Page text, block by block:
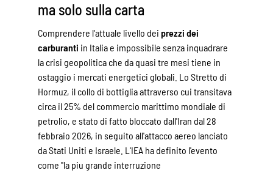
ma solo sulla carta
Comprendere l'attuale livello dei prezzi dei
carburanti in Italia e impossibile senza inquadrare
la crisi geopolitica che da quasi tre mesi tiene in
ostaggio i mercati energetici globali. Lo Stretto di
Hormuz, il collo di bottiglia attraverso cui transitava
circa il 25% del commercio marittimo mondiale di
petrolio, e stato di fatto bloccato dall'Iran dal 28
febbraio 2026, in seguito all'attacco aereo lanciato
da Stati Uniti e Israele. L'IEA ha definito l'evento
come "la piu grande interruzione